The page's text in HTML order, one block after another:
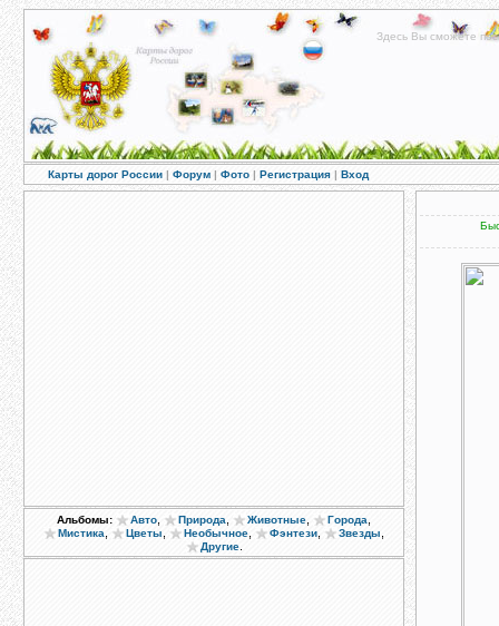
Здесь Вы сможете
Карты дорог России | Форум | Фото | Регистрация | Вход
Альбомы: Авто Природа Животные Города
Мистика Цветы Необычное Фэнтези Звезды
Другие.